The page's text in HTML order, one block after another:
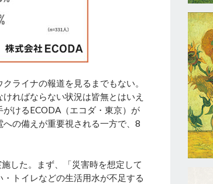
ライナの報道を見るまでもない。
ればならない状況は皆無とはいえ
けるECODA（エコダ・東京）が
の備えが重要視される一方で、8
した。まず、「災害時を想定して
トイレなどの生活用水が不足する